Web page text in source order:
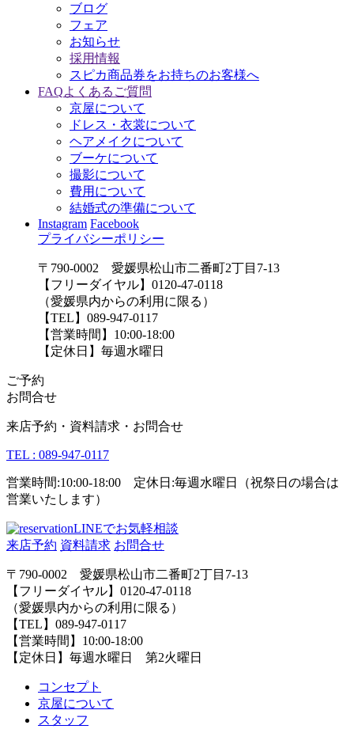
ブログ
フェア
お知らせ
採用情報
スピカ商品券をお持ちのお客様へ
FAQよくあるご質問
京屋について
ドレス・衣裳について
ヘアメイクについて
ブーケについて
撮影について
費用について
結婚式の準備について
Instagram Facebook
プライバシーポリシー
〒790-0002 愛媛県松山市二番町2丁目7-13
【フリーダイヤル】0120-47-0118
（愛媛県内からの利用に限る）
【TEL】089-947-0117
【営業時間】10:00-18:00
【定休日】毎週水曜日
ご予約
お問合せ
来店予約・資料請求・お問合せ
TEL : 089-947-0117
営業時間:10:00-18:00 定休日:毎週水曜日（祝祭日の場合は
営業いたします）
LINEでお気軽相談
来店予約 資料請求 お問合せ
〒790-0002 愛媛県松山市二番町2丁目7-13
【フリーダイヤル】0120-47-0118
（愛媛県内からの利用に限る）
【TEL】089-947-0117
【営業時間】10:00-18:00
【定休日】毎週水曜日 第2火曜日
コンセプト
京屋について
スタッフ